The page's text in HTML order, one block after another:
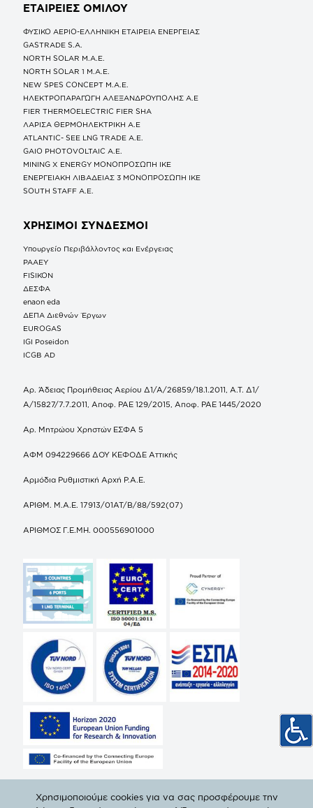
ΕΤΑΙΡΕΙΕΣ ΟΜΙΛΟΥ
ΦΥΣΙΚΟ ΑΕΡΙΟ-ΕΛΛΗΝΙΚΗ ΕΤΑΙΡΕΙΑ ΕΝΕΡΓΕΙΑΣ
GASTRADE S.A.
NORTH SOLAR M.Α.Ε.
NORTH SOLAR 1 M.Α.Ε.
NEW SPES CONCEPT Μ.Α.Ε.
ΗΛΕΚΤΡΟΠΑΡΑΓΩΓΗ ΑΛΕΞΑΝΔΡΟΥΠΟΛΗΣ A.E
FIER THERMOELECTRIC FIER SHA
ΛΑΡΙΣΑ ΘΕΡΜΟΗΛΕΚΤΡΙΚΗ A.E
ATLANTIC- SEE LNG TRADE A.E.
GAIO PHOTOVOLTAIC Α.Ε.
MINING X ENERGY ΜΟΝΟΠΡΟΣΩΠΗ ΙΚΕ
ΕΝΕΡΓΕΙΑΚΗ ΛΙΒΑΔΕΙΑΣ 3 ΜΟΝΟΠΡΟΣΩΠΗ ΙΚΕ
SOUTH STAFF Α.Ε.
ΧΡΗΣΙΜΟΙ ΣΥΝΔΕΣΜΟΙ
Υπουργείο Περιβάλλοντος και Ενέργειας
ΡΑΑΕΥ
FISIKON
ΔΕΣΦΑ
enaon eda
ΔΕΠΑ Διεθνών Έργων
EUROGAS
IGI Poseidon
ICGB AD
Αρ. Άδειας Προμήθειας Αερίου Δ1/Α/26859/18.1.2011, Α.Τ. Δ1/
Α/15827/7.7.2011, Αποφ. ΡΑΕ 129/2015, Αποφ. ΡΑΕ 1445/2020
Αρ. Μητρώου Χρηστών ΕΣΦΑ 5
ΑΦΜ 094229666 ΔΟΥ ΚΕΦΟΔΕ Αττικής
Αρμόδια Ρυθμιστική Αρχή Ρ.Α.Ε.
ΑΡΙΘΜ. Μ.Α.Ε. 17913/01ΑΤ/Β/88/592(07)
ΑΡΙΘΜΟΣ Γ.Ε.ΜΗ. 000556901000
Χρησιμοποιούμε cookies για να σας προσφέρουμε την